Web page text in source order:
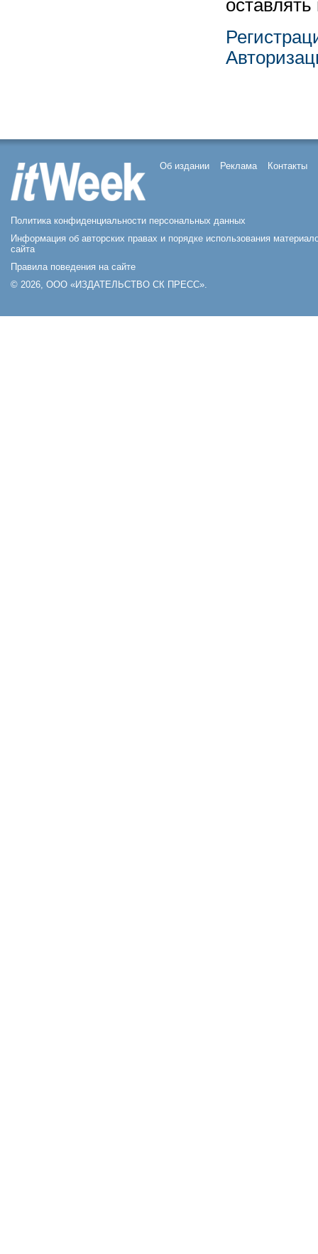
Об издании Реклама Контакты
Политика конфиденциальности персональных данных
Информация об авторских правах и порядке использования
сайта
Правила поведения на сайте
© 2026, ООО «ИЗДАТЕЛЬСТВО СК ПРЕСС».